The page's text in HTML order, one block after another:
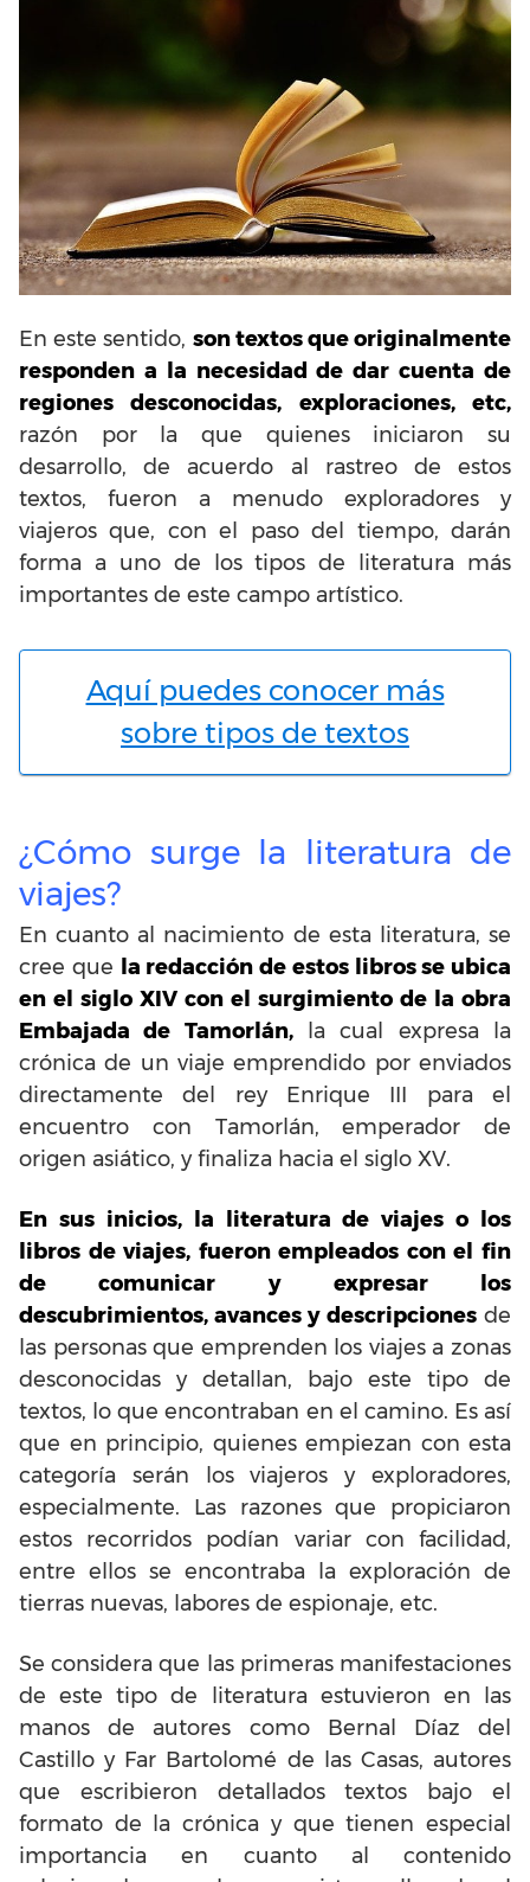
En este sentido, son textos que originalmente
responden a la necesidad de dar cuenta de
regiones desconocidas, exploraciones, etc,
razón por la que quienes iniciaron su
desarrollo, de acuerdo al rastreo de estos
textos, fueron a menudo exploradores y
viajeros que, con el paso del tiempo, darán
forma a uno de los tipos de literatura más
importantes de este campo artístico.
Aquí puedes conocer más
sobre tipos de textos
¿Cómo surge la literatura de
viajes?
En cuanto al nacimiento de esta literatura, se
cree que la redacción de estos libros se ubica
en el siglo XIV con el surgimiento de la obra
Embajada de Tamorlán,la cual expresa la
crónica de un viaje emprendido por enviados
directamente del rey Enrique III para el
encuentro con Tamorlán, emperador de
origen asiático, y finaliza hacia el siglo XV.
En sus inicios, la literatura de viajes o los
libros de viajes, fueron empleados con el fin
de comunicar y expresar los
descubrimientos, avances y descripciones de
las personas que emprenden los viajes a zonas
desconocidas y detallan, bajo este tipo de
textos, lo que encontraban en el camino. Es así
que en principio, quienes empiezan con esta
categoría serán los viajeros y exploradores,
especialmente. Las razones que propiciaron
estos recorridos podían variar con facilidad,
entre ellos se encontraba la exploración de
tierras nuevas, labores de espionaje, etc.
Se considera que las primeras manifestaciones
de este tipo de literatura estuvieron en las
manos de autores como Bernal Díaz del
Castillo y Far Bartolomé de las Casas, autores
que escribieron detallados textos bajo el
formato de la crónica y que tienen especial
importancia en cuanto al contenido